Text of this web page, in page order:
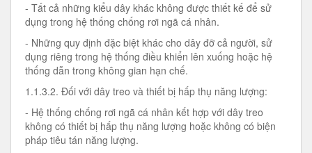
- Tất cả những kiểu dây khác không được thiết kế để sử
dụng trong hệ thống chống rơi ngã cá nhân.
- Những quy định đặc biệt khác cho dây đỡ cả người, sử
dụng riêng trong hệ thống điều khiển lên xuống hoặc hệ
thống dẫn trong không gian hạn chế.
1.1.3.2. Đối với dây treo và thiết bị hấp thụ năng lượng:
- Hệ thống chống rơi ngã cá nhân kết hợp với dây treo
không có thiết bị hấp thụ năng lượng hoặc không có biện
pháp tiêu tán năng lượng.